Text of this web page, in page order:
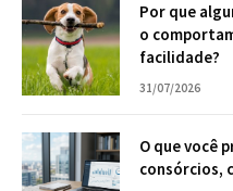
Por que
o
facilidade?
31/07/2026
O que você
consórcios,